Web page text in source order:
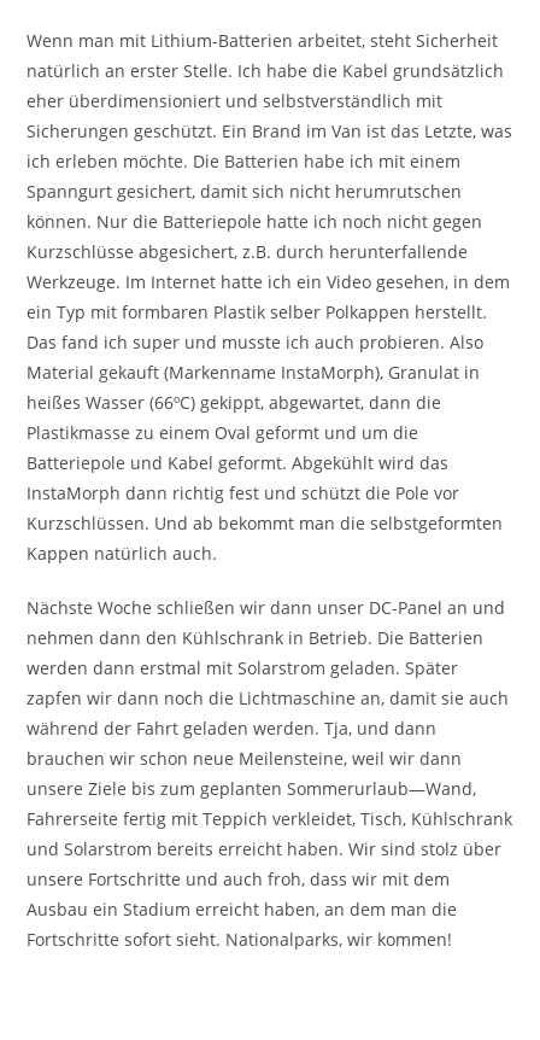
Wenn man mit Lithium-Batterien arbeitet, steht Sicherheit
natürlich an erster Stelle. Ich habe die Kabel grundsätzlich
eher überdimensioniert und selbstverständlich mit
Sicherungen geschützt. Ein Brand im Van ist das Letzte, was
ich erleben möchte. Die Batterien habe ich mit einem
Spanngurt gesichert, damit sich nicht herumrutschen
können. Nur die Batteriepole hatte ich noch nicht gegen
Kurzschlüsse abgesichert, z.B. durch herunterfallende
Werkzeuge. Im Internet hatte ich ein Video gesehen, in dem
ein Typ mit formbaren Plastik selber Polkappen herstellt.
Das fand ich super und musste ich auch probieren. Also
Material gekauft (Markenname InstaMorph), Granulat in
heißes Wasser (66ºC) gekippt, abgewartet, dann die
Plastikmasse zu einem Oval geformt und um die
Batteriepole und Kabel geformt. Abgekühlt wird das
InstaMorph dann richtig fest und schützt die Pole vor
Kurzschlüssen. Und ab bekommt man die selbstgeformten
Kappen natürlich auch.
Nächste Woche schließen wir dann unser DC-Panel an und
nehmen dann den Kühlschrank in Betrieb. Die Batterien
werden dann erstmal mit Solarstrom geladen. Später
zapfen wir dann noch die Lichtmaschine an, damit sie auch
während der Fahrt geladen werden. Tja, und dann
brauchen wir schon neue Meilensteine, weil wir dann
unsere Ziele bis zum geplanten Sommerurlaub—Wand,
Fahrerseite fertig mit Teppich verkleidet, Tisch, Kühlschrank
und Solarstrom bereits erreicht haben. Wir sind stolz über
unsere Fortschritte und auch froh, dass wir mit dem
Ausbau ein Stadium erreicht haben, an dem man die
Fortschritte sofort sieht. Nationalparks, wir kommen!